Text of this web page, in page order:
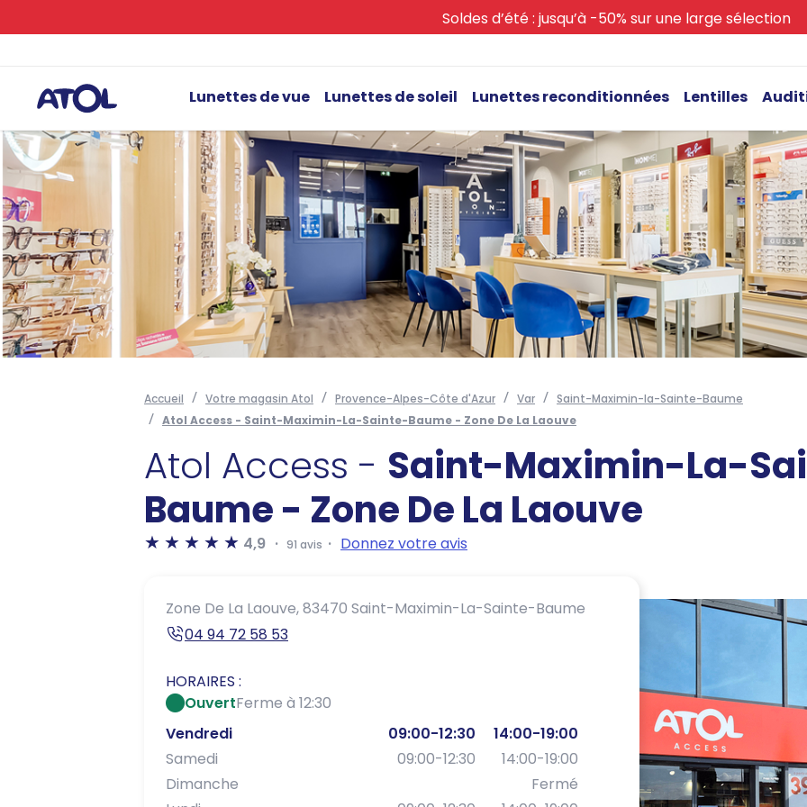
Soldes d’été : jusqu’à -50% sur une large sélection
Lunettes de vue Lunettes de soleil Lunettes reconditionnées Lentilles
Accueil Votre magasin Atol Provence-Alpes-Côte d'Azur Var
Saint-Maximin-la-Sainte-Baume
Atol Access - Saint-Maximin-La-Sainte-Baume - Zone De La Laouve
Atol Access - Saint-Maximin-La-
Baume - Zone De La Laouve
4,9 91 avis Donnez votre avis
Zone De La Laouve,83470 Saint-Maximin-La-Sainte-Baume
04 94 72 58 53
HORAIRES :
OuvertFerme à 12:30
Vendredi
09:00-12:30
14:00-19:00
Samedi
09:00-12:30
14:00-19:00
Dimanche
Fermé